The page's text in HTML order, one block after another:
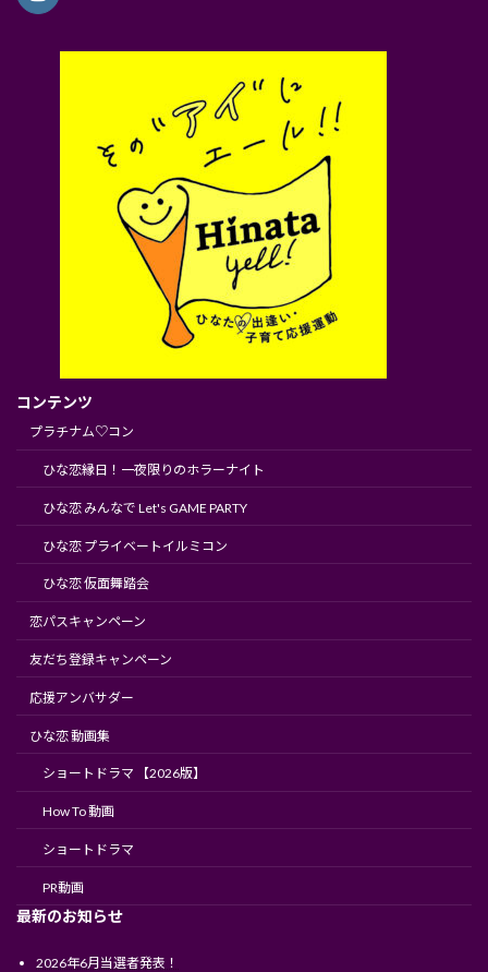
コンテンツ
プラチナム♡コン
ひな恋縁日！一夜限りのホラーナイト
ひな恋 みんなで Let's GAME PARTY
ひな恋 プライベートイルミコン
ひな恋 仮面舞踏会
恋パスキャンペーン
友だち登録キャンペーン
応援アンバサダー
ひな恋 動画集
ショートドラマ 【2026版】
How To 動画
ショートドラマ
PR動画
最新のお知らせ
2026年6月当選者発表！